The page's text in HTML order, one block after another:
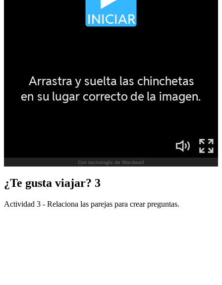
¿Te gusta viajar? 3
Actividad 3 - Relaciona las parejas para crear preguntas.